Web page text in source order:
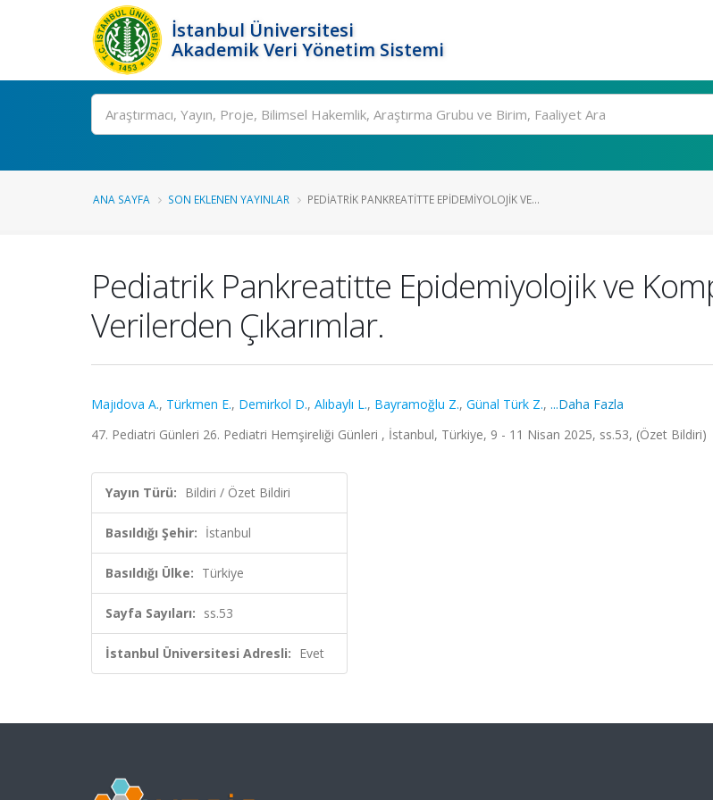
İstanbul Üniversitesi
Akademik Veri Yönetim Sistemi
Ara
ANA SAYFA SON EKLENEN YAYINLAR PEDIATRIK PANKREATITTE EPIDEMIYOLOJIK VE...
Pediatrik Pankreatitte Epidemiyolojik ve
Verilerden Çıkarımlar.
Majıdova A., Türkmen E., Demirkol D., Alıbaylı L., Bayramoğlu Z., Günal Türk Z., ...Daha Fazla
47. Pediatri Günleri 26. Pediatri Hemşireliği Günleri , İstanbul, Türkiye, 9 - 11 Nisan 2025, ss.53, (Özet Bildiri)
Yayın Türü: Bildiri / Özet Bildiri
Basıldığı Şehir: İstanbul
Basıldığı Ülke: Türkiye
Sayfa Sayıları: ss.53
İstanbul Üniversitesi Adresli: Evet